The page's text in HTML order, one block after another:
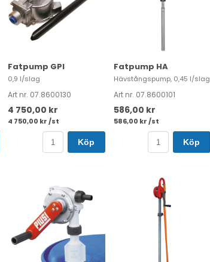
Fatpump GPI
0,9 l/slag
Art nr. 07.8600130
4 750,00 kr
4 750,00 kr /st
Köp
Fatpump HA
Hävstångspump, 0,45 l/slag
Art nr. 07.8600101
586,00 kr
586,00 kr /st
Köp